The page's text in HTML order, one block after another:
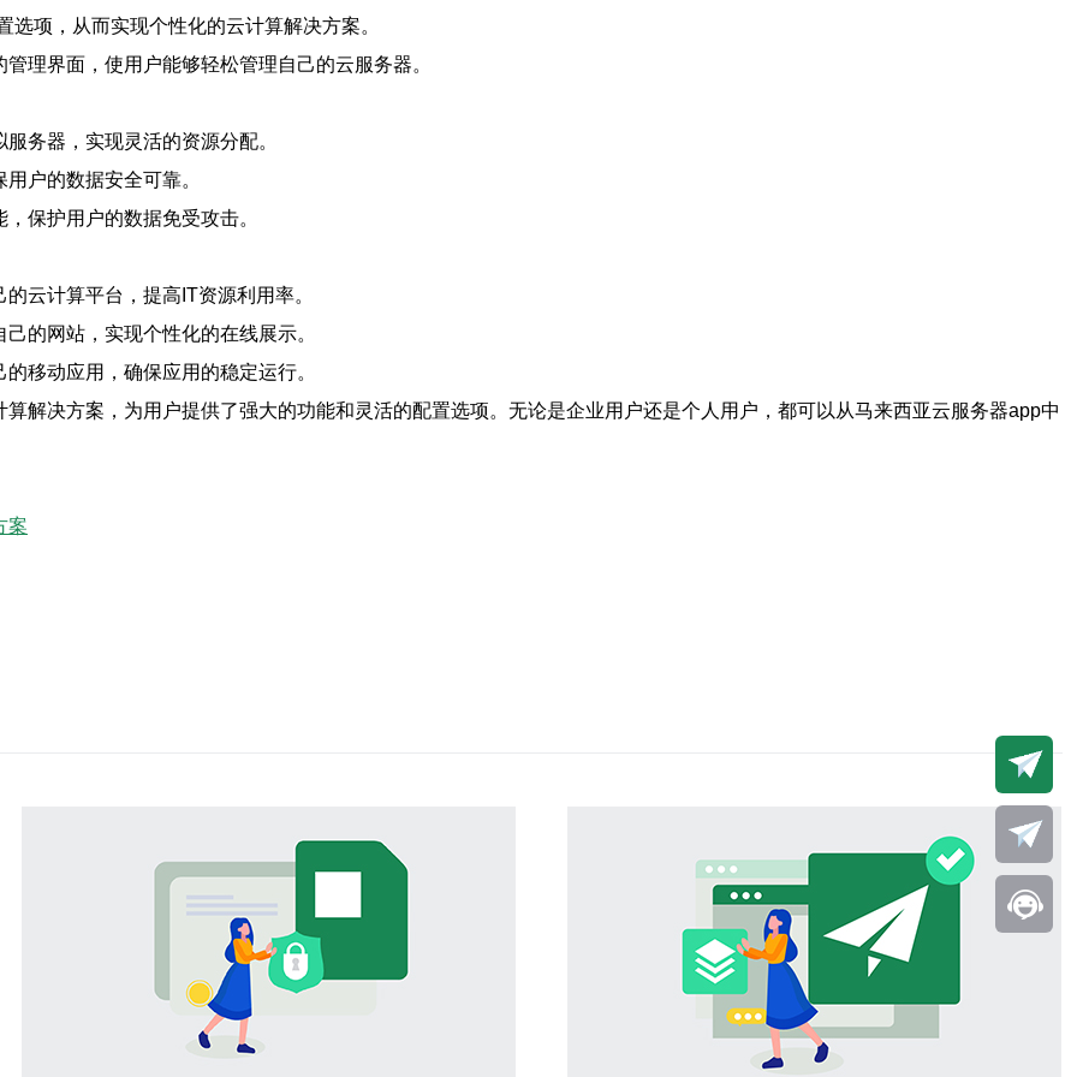
项，从而实现个性化的云计算解决方案。
理界面，使用户能够轻松管理自己的云服务器。
务器，实现灵活的资源分配。
户的数据安全可靠。
保护用户的数据免受攻击。
云计算平台，提高IT资源利用率。
的网站，实现个性化的在线展示。
移动应用，确保应用的稳定运行。
解决方案，为用户提供了强大的功能和灵活的配置选项。无论是企业用户还是个人用户，都可以从马来西亚云服务器app中
案